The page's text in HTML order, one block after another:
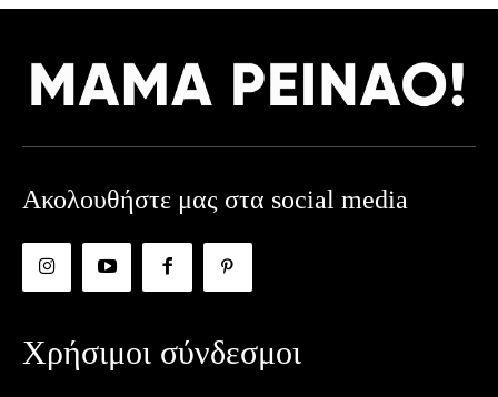
Ακολουθήστε μας στα social media
Χρήσιμοι σύνδεσμοι